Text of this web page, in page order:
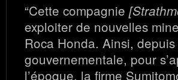
“Cette compagnie
exploiter de nouvelles
Roca Honda. Ainsi,
gouvernementale, pour
l’époque, la firme